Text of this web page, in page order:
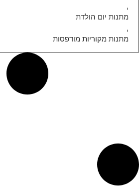
,
מתנות יום הולדת
,
מתנות מקוריות מודפסות